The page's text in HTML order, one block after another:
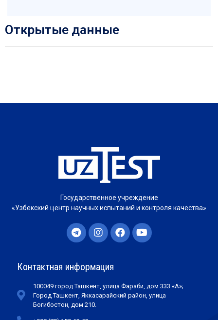
Открытые данные
Государственное учреждение
«Узбекский центр научных испытаний и контроля качества»
Контактная информация
100049 город Ташкент, улица Фараби, дом 333 «А»;
Город Ташкент, Яккасарайский район, улица
Богибостон, дом 210.